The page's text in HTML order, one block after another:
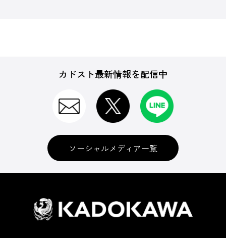
カドスト最新情報を配信中
ソーシャルメディア一覧